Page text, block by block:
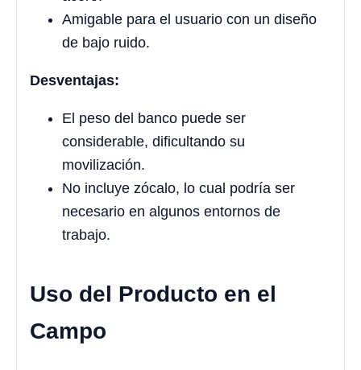
Amigable para el usuario con un diseño
de bajo ruido.
Desventajas:
El peso del banco puede ser
considerable, dificultando su
movilización.
No incluye zócalo, lo cual podría ser
necesario en algunos entornos de
trabajo.
Uso del Producto en el
Campo